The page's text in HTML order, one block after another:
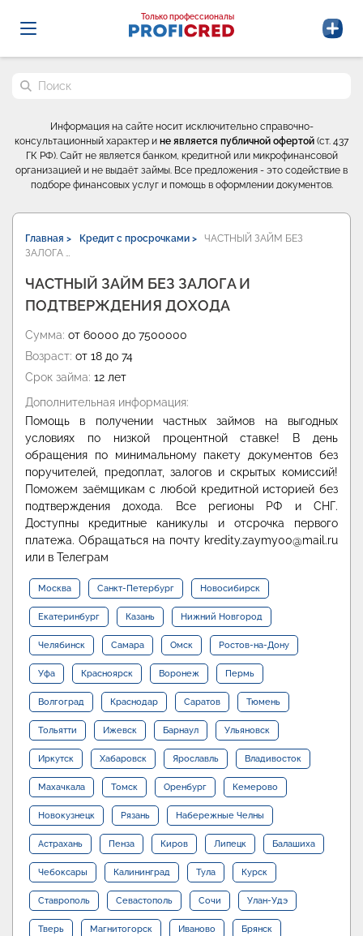
Probrokery - Только профессионалы
Только профессионалы
Поиск по сайту
Информация на сайте носит исключительно справочно-
консультационный характер и не является публичной офертой (ст. 437
ГК РФ). Сайт не является банком, кредитной или микрофинансовой
организацией и не выдаёт займы. Все предложения - это содействие в
подборе финансовых услуг и помощь в оформлении документов.
Главная > Кредит с просрочками >
ЧАСТНЫЙ ЗАЙМ БЕЗ
ЗАЛОГА …
ЧАСТНЫЙ ЗАЙМ БЕЗ ЗАЛОГА И
ПОДТВЕРЖДЕНИЯ ДОХОДА
Сумма: от 60000 до 7500000
Возраст: от 18 до 74
Срок займа: 12 лет
Дополнительная информация:
Помощь в получении частных займов на выгодных
условиях по низкой процентной ставке! В день
обращения по минимальному пакету документов без
поручителей, предоплат, залогов и скрытых комиссий!
Поможем заёмщикам с любой кредитной историей без
подтверждения дохода. Все регионы РФ и СНГ.
Доступны кредитные каникулы и отсрочка первого
платежа. Обращаться на почту kredity.zaymy00@mail.ru
или в Телеграм
Москва Санкт-Петербург Новосибирск
Екатеринбург Казань Нижний Новгород
Челябинск Самара Омск Ростов-на-Дону
Уфа Красноярск Воронеж Пермь
Волгоград Краснодар Саратов Тюмень
Тольятти Ижевск Барнаул Ульяновск
Иркутск Хабаровск Ярославль Владивосток
Махачкала Томск Оренбург Кемерово
Новокузнецк Рязань Набережные Челны
Астрахань Пенза Киров Липецк Балашиха
Чебоксары Калининград Тула Курск
Ставрополь Севастополь Сочи Улан-Удэ
Тверь Магнитогорск Иваново Брянск